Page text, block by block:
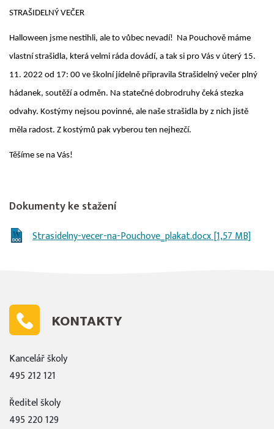
STRAŠIDELNÝ VEČER
Halloween jsme nestihli, ale to vůbec nevadí! Na Pouchově máme
vlastní strašidla, která velmi ráda dovádí, a tak si pro Vás v úterý 15.
11. 2022 od 17: 00 ve školní jídelně připravila Strašidelný večer plný
hádanek, soutěží a odměn. Na statečné dobrodruhy čeká stezka
odvahy. Kostýmy nejsou povinné, ale naše strašidla by z nich jistě
měla radost. Z kostýmů pak vyberou ten nejhezčí.
Těšíme se na Vás!
Dokumenty ke stažení
Strasidelny-vecer-na-Pouchove_plakat.docx [1,57 MB]
KONTAKTY
Kancelář školy
495 212 121
Ředitel školy
495 220 129